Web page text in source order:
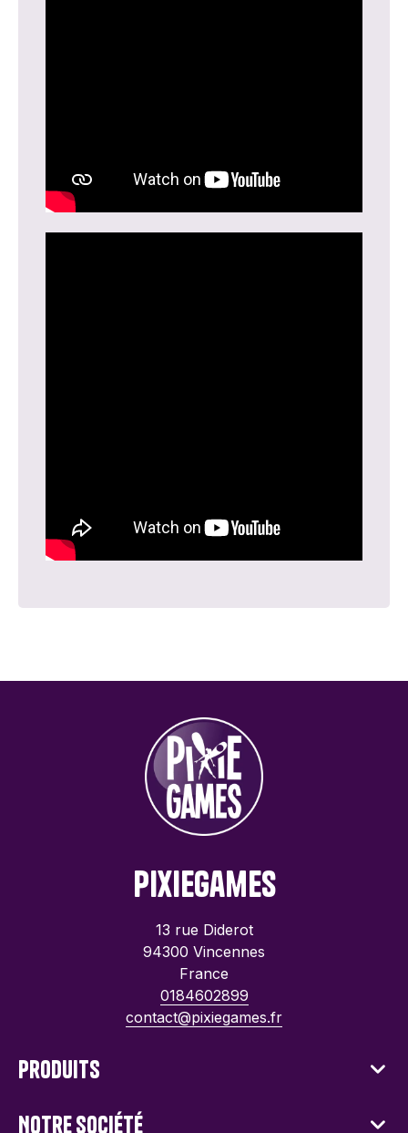
PixieGames
13 rue Diderot
94300 Vincennes
France
0184602899
contact@pixiegames.fr
Produits
Notre société